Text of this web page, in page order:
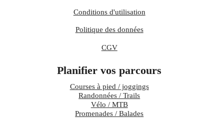
Conditions d'utilisation
Politique des données
CGV
Planifier vos parcours
Courses à pied / joggings
Randonnées / Trails
Vélo / MTB
Promenades / Balades